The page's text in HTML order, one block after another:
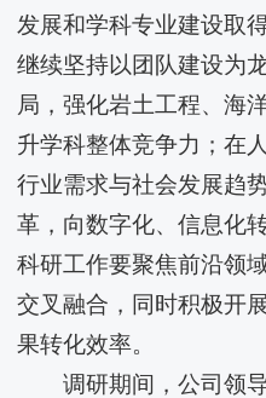
发展和学科专业建设取
继续坚持以团队建设为
局，强化岩土工程、海
升学科整体竞争力；在
行业需求与社会发展趋
革，向数字化、信息化
科研工作要聚焦前沿领
交叉融合，同时积极开
果转化效率。
调研期间，公司领